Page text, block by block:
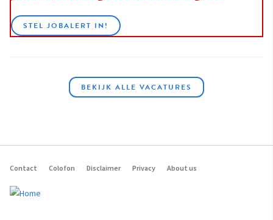
STEL JOBALERT IN!
BEKIJK ALLE VACATURES
Footer
navigation
Contact Colofon Disclaimer Privacy About us